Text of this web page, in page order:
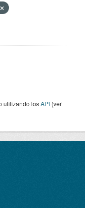
utilizando losAPI (ver